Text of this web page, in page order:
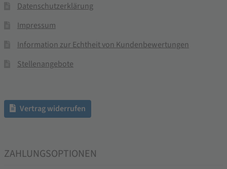
Datenschutzerklärung
Impressum
Information zur Echtheit von Kundenbewertungen
Stellenangebote
Vertrag widerrufen
ZAHLUNGSOPTIONEN